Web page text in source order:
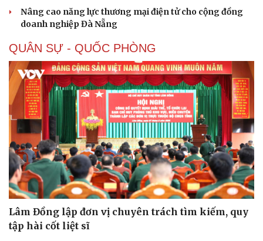
Nâng cao năng lực thương mại điện tử cho cộng đồng
doanh nghiệp Đà Nẵng
QUÂN SỰ - QUỐC PHÒNG
Lâm Đồng lập đơn vị chuyên trách tìm kiếm, quy
tập hài cốt liệt sĩ